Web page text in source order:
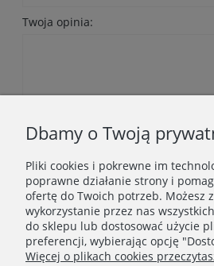
Twoja opinia:
Podaj swój adres e-mail, jeżeli
Dbamy o Twoją
Pliki cookies i pokrewne im
poprawne działanie strony i
ofertę do Twoich potrzeb. Możesz
wykorzystanie przez nas
do sklepu lub dostosować użycie
preferencji, wybierając opcję
Więcej o plikach cookies